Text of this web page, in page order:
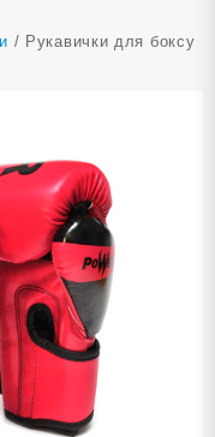
/ Рукавички для боксу